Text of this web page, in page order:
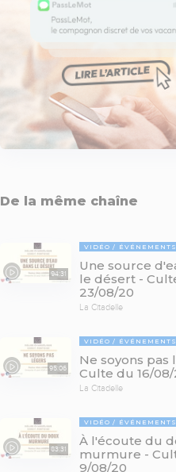
De la même chaîne
94:31
VIDÉO ÉVÉNEMENTS
Une source
le désert -
23/08/20
La Citadelle
95:06
VIDÉO ÉVÉNEMENTS
Ne soyons pas
Culte du 16/08/
La Citadelle
83:31
VIDÉO ÉVÉNEMENTS
À l'écoute du
murmure -
9/08/20